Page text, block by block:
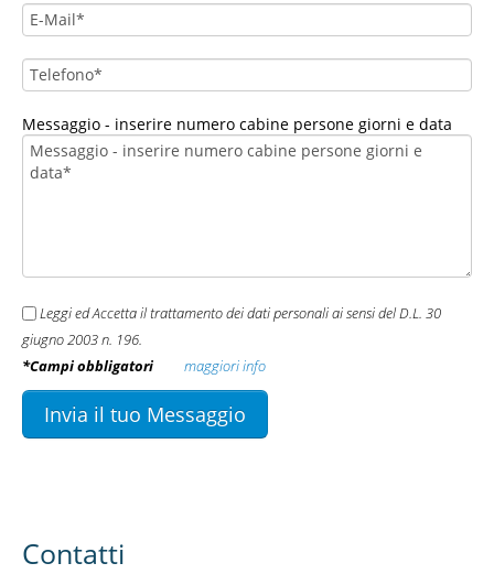
SKIPPER
GALLERY
CONTATTI
Messaggio - inserire numero cabine persone giorni e data
Leggi ed Accetta il trattamento dei dati personali ai sensi del D.L. 30
giugno 2003 n. 196.
*Campi obbligatori
maggiori info
Contatti